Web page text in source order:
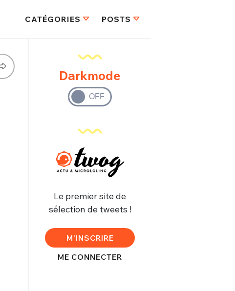
CATÉGORIES POSTS
Darkmode
Le premier site de
sélection de tweets !
M'INSCRIRE
ME CONNECTER